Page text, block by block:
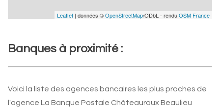
Leaflet | données ©OpenStreetMap/ODbL - renduOSM France
Banques à proximité :
Voici la liste des agences bancaires les plus proches de
l'agence La Banque Postale Châteauroux Beaulieu